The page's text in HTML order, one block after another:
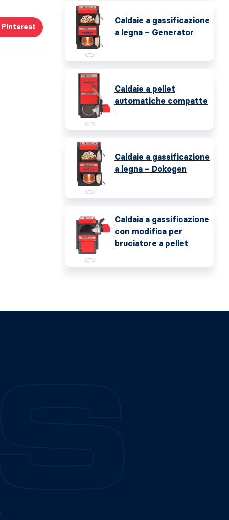
Pinterest
Caldaie a gassificazione
a legna – Generator
Caldaie a pellet
automatiche compatte
Caldaie a gassificazione
a legna – Dokogen
Caldaia a gassificazione
con modifica per
bruciatore a pellet